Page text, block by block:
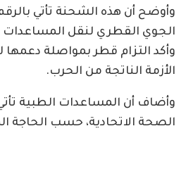
الجوي القطري لنقل المساعدات
وأكد التزام قطر بمواصلة
الأزمة الناتجة من الحرب.
وأضاف أن المساعدات الطبية
الصحة الاتحادية، حسب الحاجة